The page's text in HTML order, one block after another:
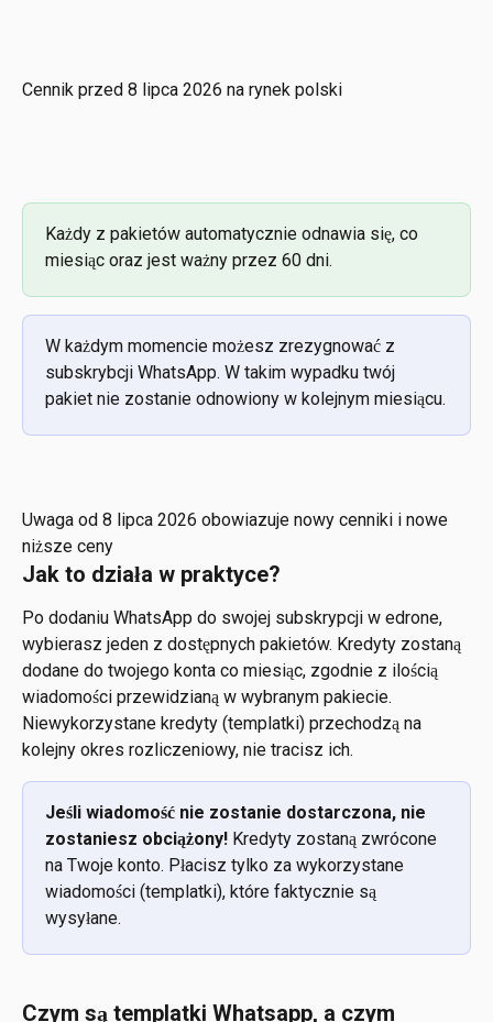
Cennik przed 8 lipca 2026 na rynek polski
Każdy z pakietów automatycznie odnawia się, co
miesiąc oraz jest ważny przez 60 dni.
W każdym momencie możesz zrezygnować z
subskrybcji WhatsApp. W takim wypadku twój
pakiet nie zostanie odnowiony w kolejnym miesiącu.
Uwaga od 8 lipca 2026 obowiazuje nowy cenniki i nowe
niższe ceny
Jak to działa w praktyce?
Po dodaniu WhatsApp do swojej subskrypcji w edrone,
wybierasz jeden z dostępnych pakietów. Kredyty zostaną
dodane do twojego konta co miesiąc, zgodnie z ilością
wiadomości przewidzianą w wybranym pakiecie.
Niewykorzystane kredyty (templatki) przechodzą na
kolejny okres rozliczeniowy, nie tracisz ich.
Jeśli wiadomość nie zostanie dostarczona, nie
zostaniesz obciążony! Kredyty zostaną zwrócone
na Twoje konto. Płacisz tylko za wykorzystane
wiadomości (templatki), które faktycznie są
wysyłane.
Czym są templatki Whatsapp, a czym